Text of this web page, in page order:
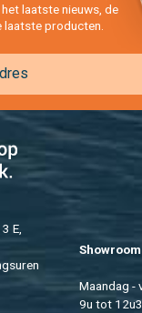
E,
Maan­dag -
9u tot
laat­ste nieuws, de
pro­duc­ten.